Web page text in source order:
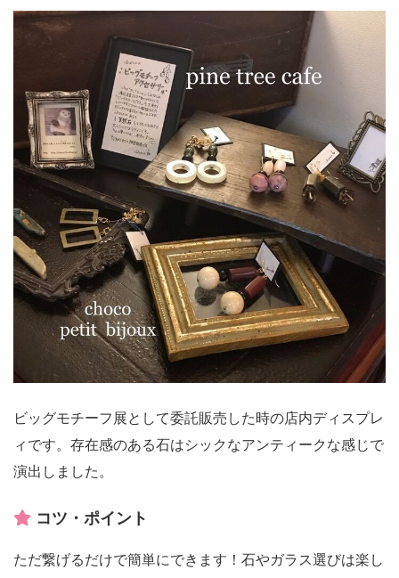
ビッグモチーフ展として委託販売した時の店内ディスプレ
ィです。存在感のある石はシックなアンティークな感じで
演出しました。
コツ・ポイント
ただ繋げるだけで簡単にできます！石やガラス選びは楽し